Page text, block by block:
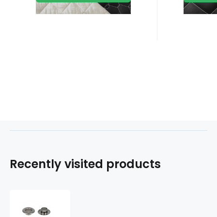
Recently visited products